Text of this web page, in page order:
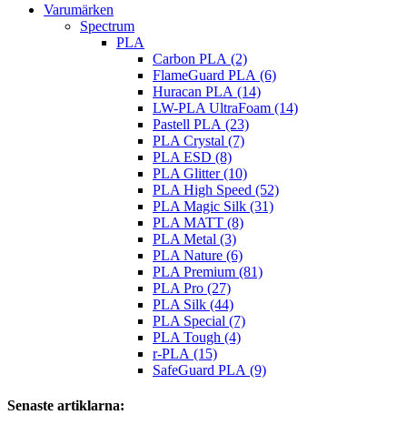
Varumärken
Spectrum
PLA
Carbon PLA (2)
FlameGuard PLA (6)
Huracan PLA (14)
LW-PLA UltraFoam (14)
Pastell PLA (23)
PLA Crystal (7)
PLA ESD (8)
PLA Glitter (10)
PLA High Speed (52)
PLA Magic Silk (31)
PLA MATT (8)
PLA Metal (3)
PLA Nature (6)
PLA Premium (81)
PLA Pro (27)
PLA Silk (44)
PLA Special (7)
PLA Tough (4)
r-PLA (15)
SafeGuard PLA (9)
Senaste artiklarna: